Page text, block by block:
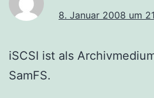
8. Januar 2008 um
iSCSI ist als
SamFS.